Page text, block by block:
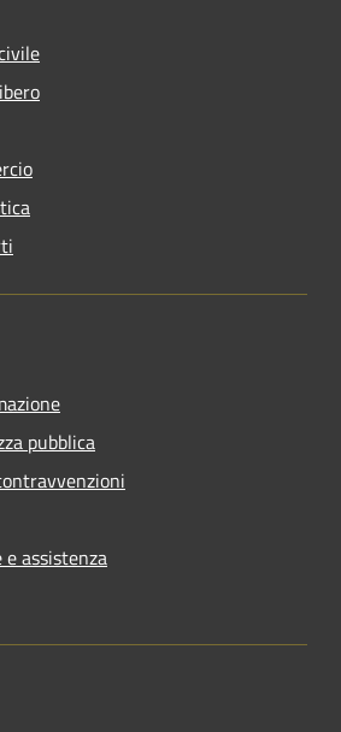
pubblica
assistenza